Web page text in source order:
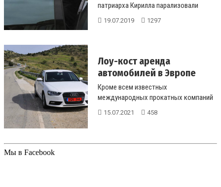
патриарха Кирилла парализовали
движение скорых помощей. Более по...
19.07.2019 1297
Лоу-кост аренда
автомобилей в Эвропе
Кроме всем известных
международных прокатных компаний
есть локальный лоу-кост или
15.07.2021 458
Мы в Facebook